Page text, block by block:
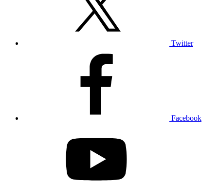
Twitter
Facebook